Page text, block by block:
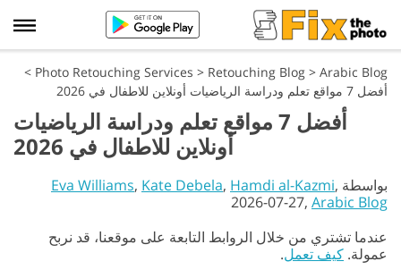
Photo Retouching Services > Retouching Blog > Arabic Blog
>
أفضل 7 مواقع تعلم ودراسة الرياضيات أونلاين للاطفال في 2026
أفضل 7 مواقع تعلم ودراسة الرياضيات
أونلاين للاطفال في 2026
بواسطة Eva Williams, Kate Debela, Hamdi al-Kazmi,
2026-07-27, Arabic Blog
عندما تشتري من خلال الروابط التابعة على موقعنا، قد نربح
عمولة. كيف تعمل.